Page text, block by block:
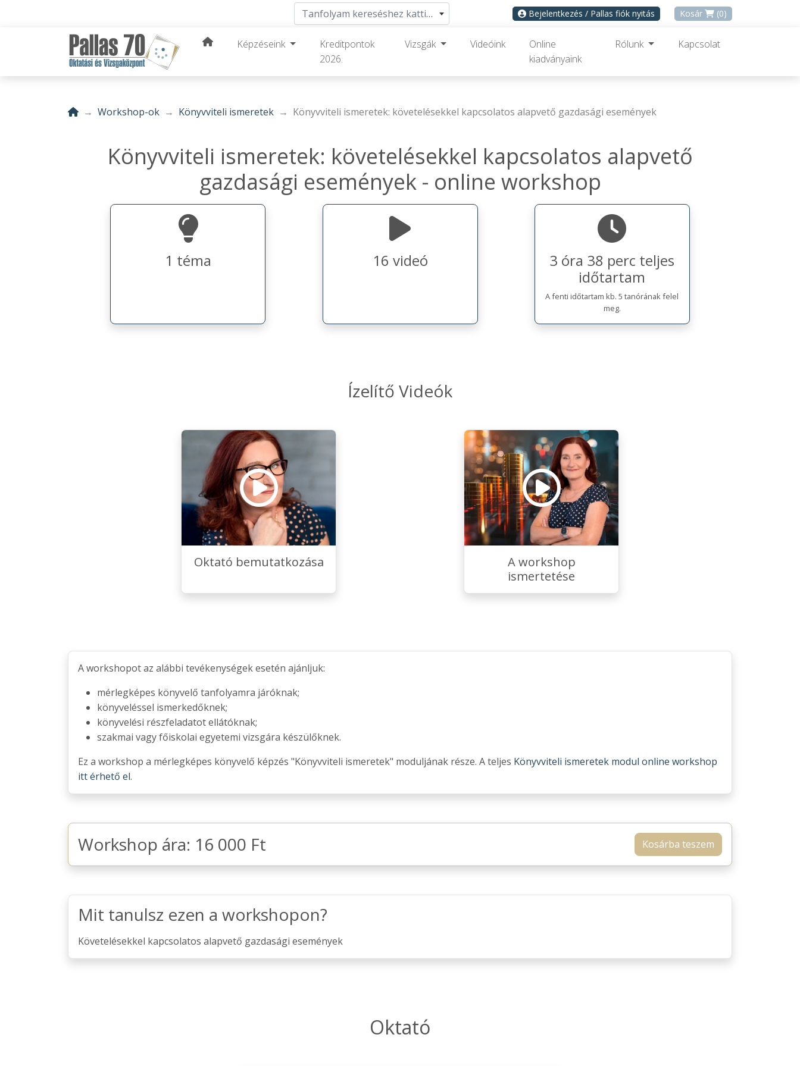
Tanfolyam kereséshez kattints ide Bejelentkezés / Pallas fiók nyitás Kosár (0)
Képzéseink
Kreditpontok
2026.
Vizsgák Videóink
Online
kiadványaink
Rólunk Kapcsolat
Workshop-ok Könyvviteli ismeretek Könyvviteli ismeretek: követelésekkel kapcsolatos alapvető gazdasági események
Könyvviteli ismeretek: követelésekkel kapcsolatos alapvető
gazdasági események - online workshop
1 téma 16 videó
3 óra 38 perc teljes
időtartam
A fenti időtartam kb. 5 tanórának felel
meg.
Ízelítő Videók
Oktató bemutatkozása
A workshop
ismertetése
A workshopot az alábbi tevékenységek esetén ajánljuk:
mérlegképes könyvelő tanfolyamra járóknak;
könyveléssel ismerkedőknek;
könyvelési részfeladatot ellátóknak;
szakmai vagy főiskolai egyetemi vizsgára készülőknek.
Ez a workshop a mérlegképes könyvelő képzés "Könyvviteli ismeretek" moduljának része. A teljes Könyvviteli ismeretek modul online workshop
itt érhető el.
Workshop ára: 16 000 Ft Kosárba teszem
Mit tanulsz ezen a workshopon?
Követelésekkel kapcsolatos alapvető gazdasági események
Oktató